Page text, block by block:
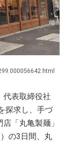
代表取締役社
探求し、手づ
「丸亀製麺」
の3日間、丸